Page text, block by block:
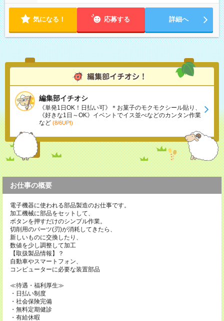
定（毎週同じ曜日勤務）
気になる！ 応募する 詳細へ
編集部イチオシ
《単発1日OK！日払い可》＊お菓子のモクモクシール貼り、
《好きな1日～OK》イベントでイス並べなどのカンタン作業
など (8/6UP!)
お仕事の概要
電子機器に使われる部品製造のお仕事です。
加工機械に部品をセットして、
ボタンを押すだけのシンプル作業。
切削用のパーツ(刃)が消耗してきたら、
新しいものに交換したり、
数値を少し調整して加工
【取扱製品情報】？
自動車やスマートフォン、
コンピューターに必要な装置部品
≪待遇・福利厚生≫
・日払い制度
・社会保険完備
・無料定期健診
・有給休暇